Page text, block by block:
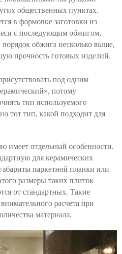
общественных пунктах.
в формовке заготовки из
с последующим обжигом,
обжига несколько выше,
прочность готовых изделий.
под одним
потому
тип используемого
тот тип, какой подходит для
имеет отдельный особенности.
для керамических
паркетной планки или
размеры таких плиток
от стандартных. Такие
расчета при
материала.